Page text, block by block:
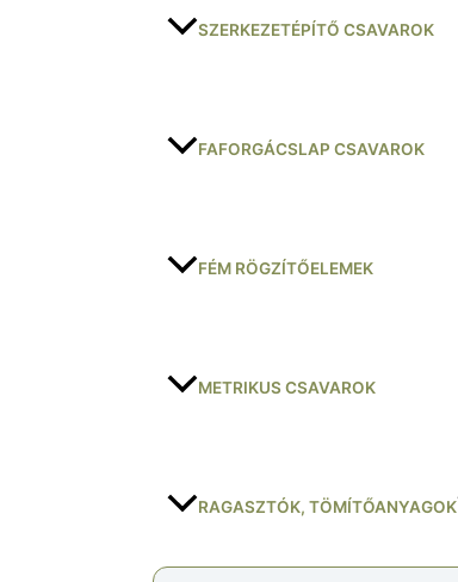
SZERKEZETÉPÍTŐ CSAVAROK
FAFORGÁCSLAP CSAVAROK
FÉM RÖGZÍTŐELEMEK
METRIKUS CSAVAROK
RAGASZTÓK, TÖMÍTŐANYAGOK